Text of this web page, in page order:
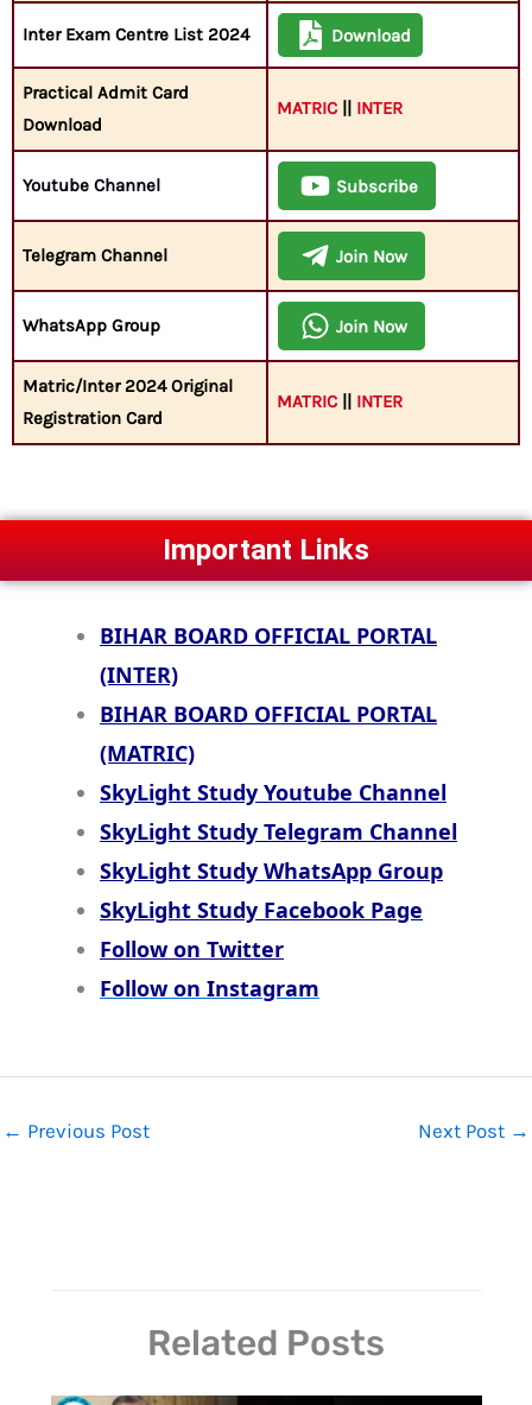
Inter Exam Centre List 2024 Download
Practical Admit Card
Download
MATRIC || INTER
Youtube Channel Subscribe
Telegram Channel Join Now
WhatsApp Group Join Now
Matric/Inter 2024 Original
Registration Card
MATRIC || INTER
Important Links
BIHAR BOARD OFFICIAL PORTAL
(INTER)
BIHAR BOARD OFFICIAL PORTAL
(MATRIC)
SkyLight Study Youtube Channel
SkyLight Study Telegram Channel
SkyLight Study WhatsApp Group
SkyLight Study Facebook Page
Follow on Twitter
Follow on Instagram
← Previous Post Next Post →
Related Posts